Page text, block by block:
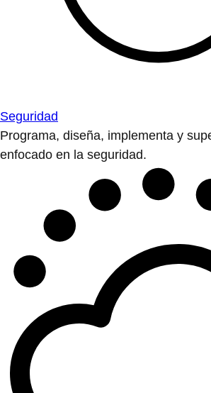
Seguridad
Programa, diseña, implementa y
enfocado en la seguridad.